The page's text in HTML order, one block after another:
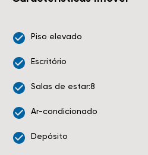
Piso elevado
Escritório
Salas de estar:8
Ar-condicionado
Depósito